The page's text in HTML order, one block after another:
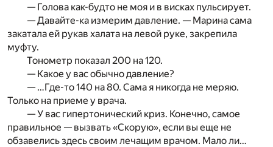
— Голова как-будто не моя и в висках пульсирует.
— Давайте-ка измерим давление. — Марина сама
закатала ей рукав халата на левой руке, закрепила
муфту.
Тонометр показал 200 на 120.
— Какое у вас обычно давление?
— …Где-то 140 на 80. Сама я никогда не меряю.
Только на приеме у врача.
— У вас гипертонический криз. Конечно, самое
правильное — вызвать «Скорую», если вы еще не
обзавелись здесь своим лечащим врачом. Мало ли…